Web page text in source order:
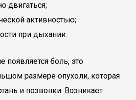
двигаться;
активностью;
при дыхании.
появляется боль, это
размере опухоли, которая
и позвонки. Возникает